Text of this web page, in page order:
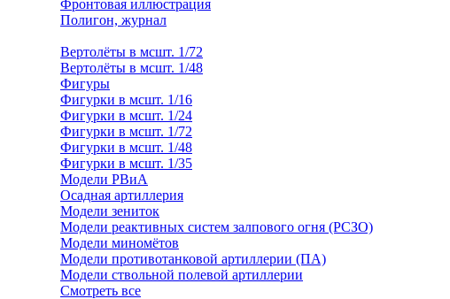
Фронтовая иллюстрация
Полигон, журнал
Вертолёты в мсшт. 1/72
Вертолёты в мсшт. 1/48
Фигуры
Фигурки в мсшт. 1/16
Фигурки в мсшт. 1/24
Фигурки в мсшт. 1/72
Фигурки в мсшт. 1/48
Фигурки в мсшт. 1/35
Модели РВиА
Осадная артиллерия
Модели зениток
Модели реактивных систем залпового огня (РСЗО)
Модели миномётов
Модели противотанковой артиллерии (ПА)
Модели ствольной полевой артиллерии
Смотреть все